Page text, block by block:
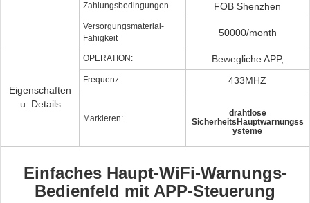
Zahlungsbedingungen FOB Shenzhen
Versorgungsmaterial-
Fähigkeit
50000/month
Eigenschaften
u. Details
OPERATION: Bewegliche APP,
Frequenz: 433MHZ
Markieren:
drahtlose
SicherheitsHauptwarnungss
ysteme
Einfaches Haupt-WiFi-Warnungs-
Bedienfeld mit APP-Steuerung